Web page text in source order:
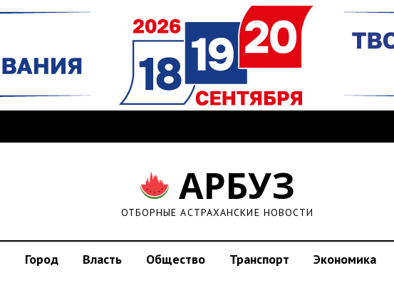
АРБУЗ
ОТБОРНЫЕ АСТРАХАНСКИЕ НОВОСТИ
Город Власть Общество Транспорт Экономика